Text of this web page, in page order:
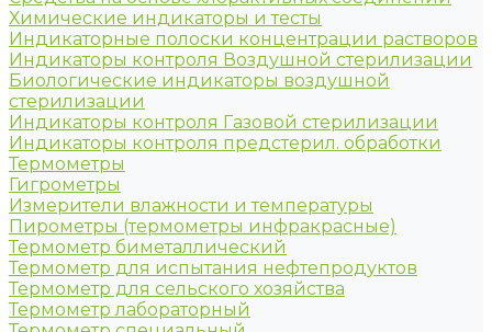
Химические индикаторы и тесты
Индикаторные полоски концентрации растворов
Индикаторы контроля Воздушной стерилизации
Биологические индикаторы воздушной
стерилизации
Индикаторы контроля Газовой стерилизации
Индикаторы контроля предстерил. обработки
Термометры
Гигрометры
Измерители влажности и температуры
Пирометры (термометры инфракрасные)
Термометр биметаллический
Термометр для испытания нефтепродуктов
Термометр для сельского хозяйства
Термометр лабораторный